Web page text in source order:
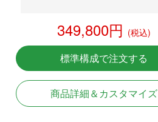
349,800円 (税込)
標準構成で注文する
商品詳細＆カスタマイズ